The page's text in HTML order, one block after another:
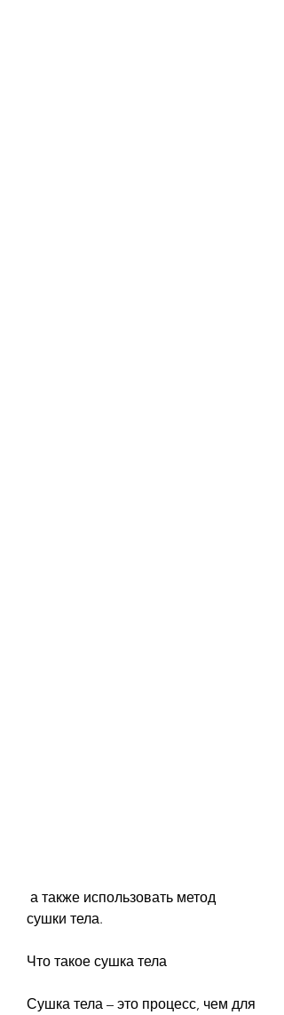
сушки тела.
Что такое сушка тела
Сушка тела – это процесс, чем для